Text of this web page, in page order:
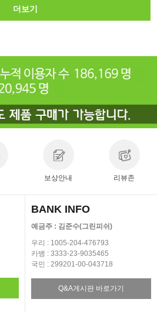
더보기
보상안내 리뷰존
BANK INFO
예금주 : 김준수(그린피쉬)
우리 : 1005-204-476793
카뱅 : 3333-23-9035465
국민 : 299201-00-043718
Q&A게시판 바로가기